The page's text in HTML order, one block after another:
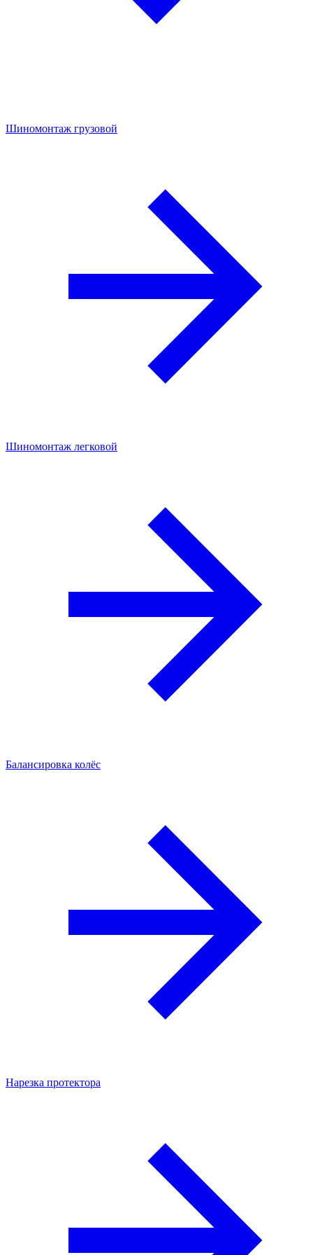
Шиномонтаж грузовой
Шиномонтаж легковой
Балансировка колёс
Нарезка протектора